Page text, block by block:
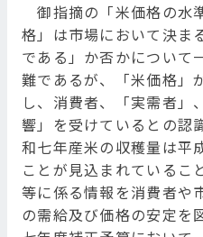
御指摘の「米価格の水
格」は市場において決ま
である」か否かについて
難であるが、「米価格」
し、消費者、「実需者」
響」を受けているとの認
和七年産米の収穫量は平
ことが見込まれているこ
等に係る情報を消費者や
の需給及び価格の安定を